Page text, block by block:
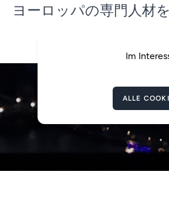
ヨーロッパの専門人材
Im
ALLE